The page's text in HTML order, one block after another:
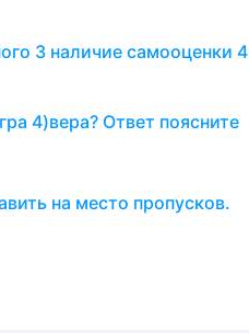
3 наличие самооценки 4
4)вера? Ответ поясните
на место пропусков.